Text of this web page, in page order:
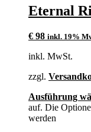
Eternal
€ 98 inkl. 19%
inkl. MwSt.
zzgl.
Ausführung
auf. Die
werden